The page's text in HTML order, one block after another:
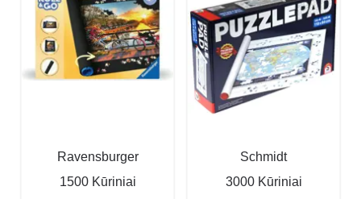
Ravensburger
1500 Kūriniai
Schmidt
3000 Kūriniai